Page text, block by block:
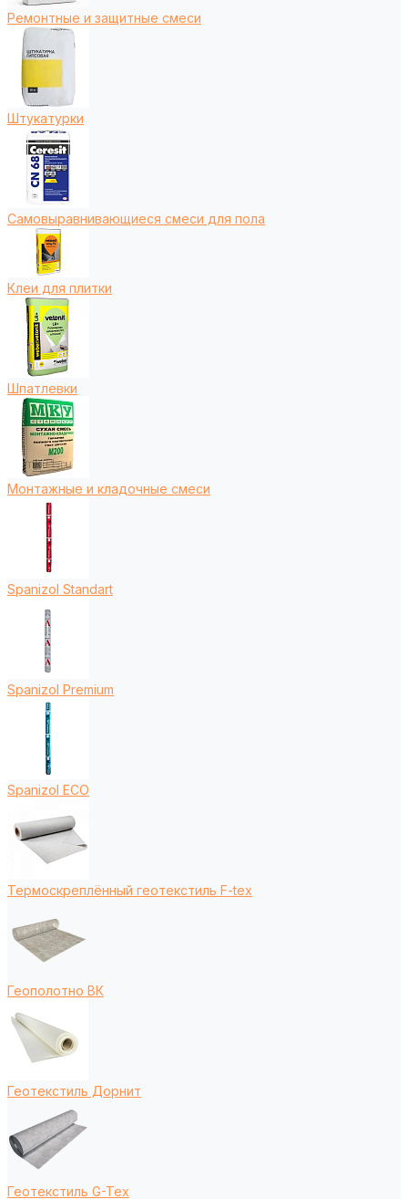
Ремонтные и защитные смеси
Штукатурки
Самовыравнивающиеся смеси для пола
Клеи для плитки
Шпатлевки
Монтажные и кладочные смеси
Spanizol Standart
Spanizol Premium
Spanizol ECO
Термоскреплённый геотекстиль F-tex
Геополотно ВК
Геотекстиль Дорнит
Геотекстиль G-Tex